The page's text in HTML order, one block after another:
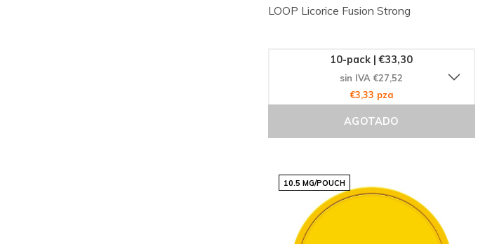
LOOP Licorice Fusion Strong
10-pack | €33,30
sin IVA €27,52
€3,33 pza
AGOTADO
10.5 MG/POUCH